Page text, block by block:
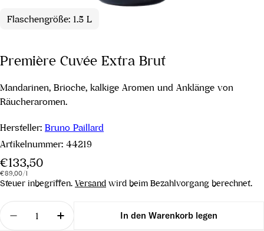
Flaschengröße: 1.5 L
Première Cuvée Extra Brut
Mandarinen, Brioche, kalkige Aromen und Anklänge von
Räucheraromen.
Hersteller: Bruno Paillard
Artikelnummer: 44219
Regulärer
Preis
€133,50
Stückpreis
€89,00/pro
l
Steuer inbegriffen. Versand wird beim Bezahlvorgang berechnet.
Menge
Menge für Première Cuvée Extra Brut verringern
Menge für Première Cuvée Extra Brut
In den Warenkorb legen